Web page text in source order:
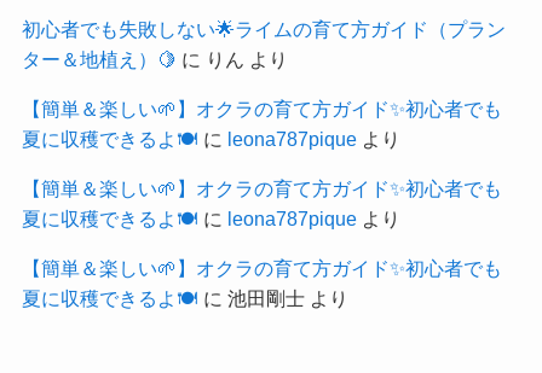
初心者でも失敗しない🌟ライムの育て方ガイド（プラン
ター＆地植え）🍋 に りん より
【簡単＆楽しい🌱】オクラの育て方ガイド✨初心者でも
夏に収穫できるよ🍽️ に leona787piqueより
【簡単＆楽しい🌱】オクラの育て方ガイド✨初心者でも
夏に収穫できるよ🍽️ に leona787piqueより
【簡単＆楽しい🌱】オクラの育て方ガイド✨初心者でも
夏に収穫できるよ🍽️ に 池田剛士より